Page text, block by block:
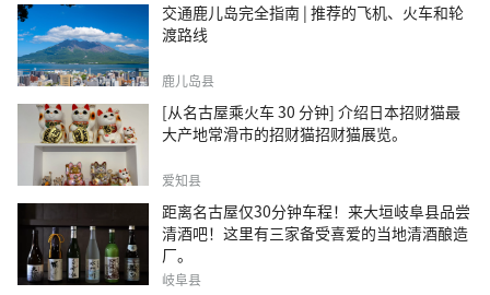
交通鹿儿岛完全指南 | 推荐的飞机、火车和轮
渡路线
鹿儿岛县
[从名古屋乘火车 30 分钟] 介绍日本招财猫最
大产地常滑市的招财猫招财猫展览。
爱知县
距离名古屋仅30分钟车程！来大垣岐阜县品尝
清酒吧！这里有三家备受喜爱的当地清酒酿造
厂。
岐阜县